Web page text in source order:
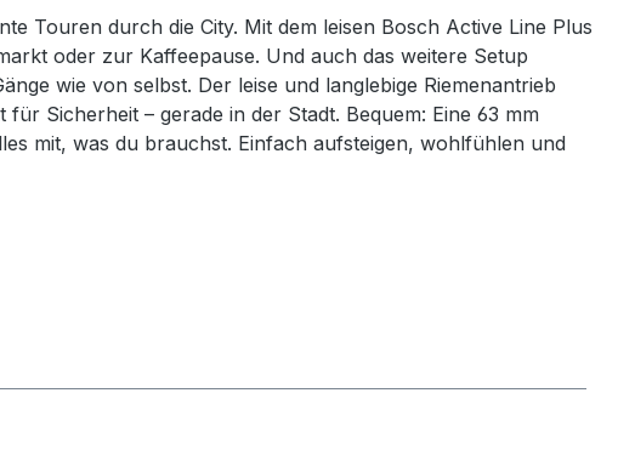
Touren durch die City. Mit dem leisen Bosch Active Line Plus
oder zur Kaffeepause. Und auch das weitere Setup
wie von selbst. Der leise und langlebige Riemenantrieb
Sicherheit – gerade in der Stadt. Bequem: Eine 63 mm
mit, was du brauchst. Einfach aufsteigen, wohlfühlen und